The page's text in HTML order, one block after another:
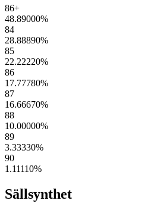
86+
48.89000%
84
28.88890%
85
22.22220%
86
17.77780%
87
16.66670%
88
10.00000%
89
3.33330%
90
1.11110%
Sällsynthet